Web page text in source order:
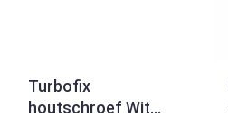
Turbofix
houtschroef Wit